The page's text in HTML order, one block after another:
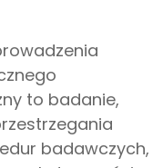
to badanie,
badawczych,